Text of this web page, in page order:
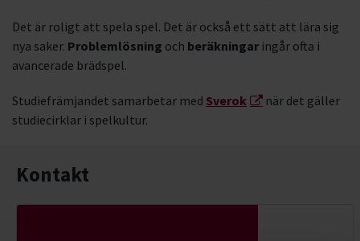
Det är roligt att spela spel. Det är också ett sätt att lära sig
nya saker. Problemlösning och beräkningar ingår ofta i
avancerade brädspel.
Studiefrämjandet samarbetar med Sverok
när det gäller
studiecirklar i spelkultur.
Kontakt